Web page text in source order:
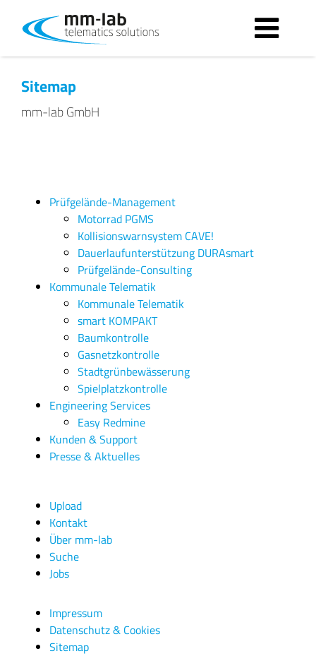
Sitemap
mm-lab GmbH
Prüfgelände-Management
Motorrad PGMS
Kollisionswarnsystem CAVE!
Dauerlaufunterstützung DURAsmart
Prüfgelände-Consulting
Kommunale Telematik
Kommunale Telematik
smart KOMPAKT
Baumkontrolle
Gasnetzkontrolle
Stadtgrünbewässerung
Spielplatzkontrolle
Engineering Services
Easy Redmine
Kunden & Support
Presse & Aktuelles
Upload
Kontakt
Über mm-lab
Suche
Jobs
Impressum
Datenschutz & Cookies
Sitemap